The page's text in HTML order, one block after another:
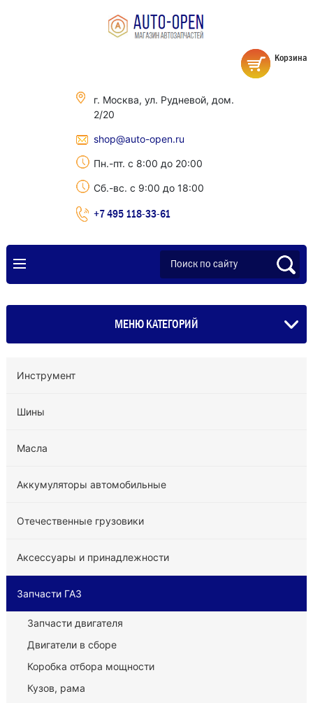
г. Москва, ул. Рудневой, дом.
2/20
shop@auto-open.ru
Пн.-пт. с 8:00 до 20:00
Сб.-вс. с 9:00 до 18:00
+7 495 118-33-61
Корзина
МЕНЮ КАТЕГОРИЙ
Инструмент
Шины
Масла
Аккумуляторы автомобильные
Отечественные грузовики
Аксессуары и принадлежности
Запчасти ГАЗ
Запчасти двигателя
Двигатели в сборе
Коробка отбора мощности
Кузов, рама